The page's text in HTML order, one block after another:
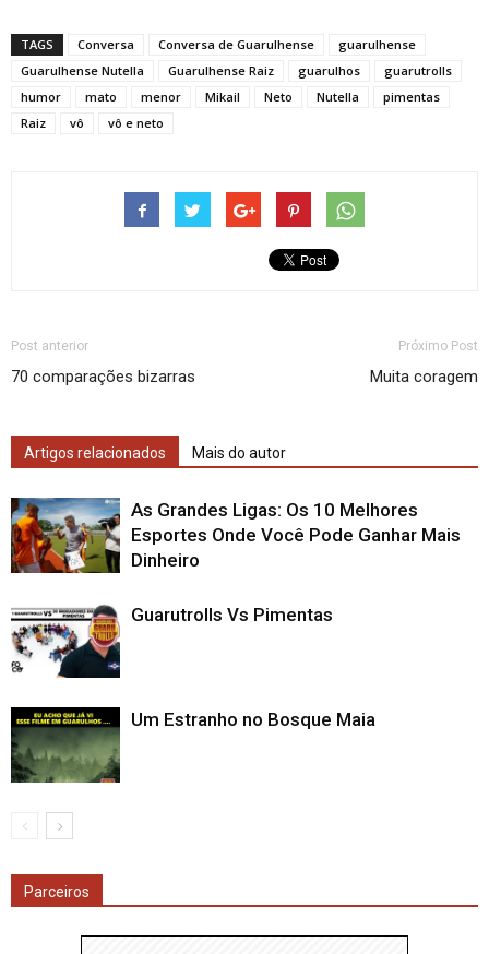
TAGS Conversa Conversa de Guarulhense
guarulhense
Guarulhense Nutella
Guarulhense Raiz guarulhos
guarutrolls
humor
mato menor Mikail Neto Nutella
pimentas
Raiz
vô vô e neto
Post anterior
70 comparações bizarras
Próximo Post
Muita coragem
Artigos relacionados Mais do autor
As Grandes Ligas: Os 10 Melhores
Esportes Onde Você Pode Ganhar Mais
Dinheiro
Guarutrolls Vs Pimentas
Um Estranho no Bosque Maia
Parceiros